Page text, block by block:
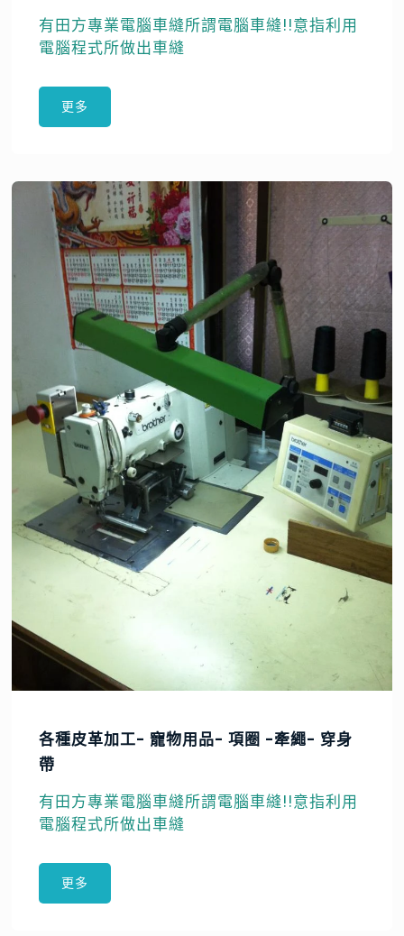
有田方專業電腦車縫所謂電腦車縫!!意指利用
電腦程式所做出車縫
更多
各種皮革加工- 寵物用品- 項圈 -牽繩- 穿身
帶
有田方專業電腦車縫所謂電腦車縫!!意指利用
電腦程式所做出車縫
更多